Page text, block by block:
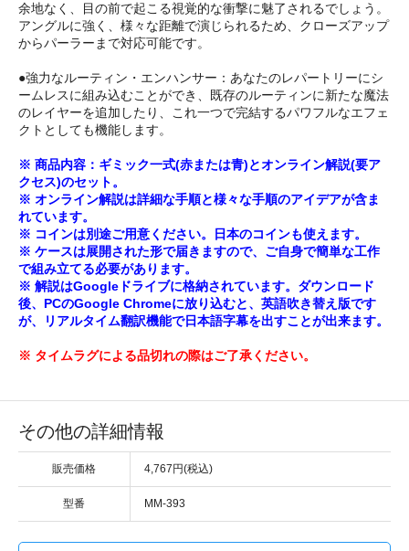
余地なく、目の前で起こる視覚的な衝撃に魅了されるでしょう。
アングルに強く、様々な距離で演じられるため、クローズアップ
からパーラーまで対応可能です。
●強力なルーティン・エンハンサー：あなたのレパートリーにシ
ームレスに組み込むことができ、既存のルーティンに新たな魔法
のレイヤーを追加したり、これ一つで完結するパワフルなエフェ
クトとしても機能します。
※ 商品内容：ギミック一式(赤または青)とオンライン解説(要ア
クセス)のセット。
※ オンライン解説は詳細な手順と様々な手順のアイデアが含ま
れています。
※ コインは別途ご用意ください。日本のコインも使えます。
※ ケースは展開された形で届きますので、ご自身で簡単な工作
で組み立てる必要があります。
※ 解説はGoogleドライブに格納されています。ダウンロード
後、PCのGoogle Chromeに放り込むと、英語吹き替え版です
が、リアルタイム翻訳機能で日本語字幕を出すことが出来ます。
※ タイムラグによる品切れの際はご了承ください。
その他の詳細情報
販売価格 4,767円(税込)
型番 MM-393